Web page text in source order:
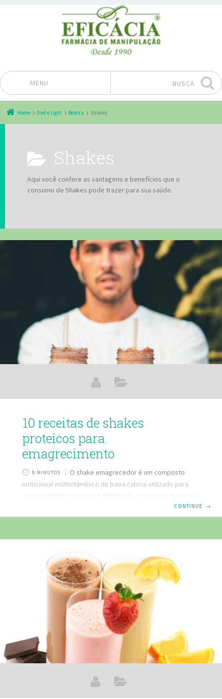
MENU
Pular para o conteúdo
BUSCA
Home Diet e Light Beleza Shakes
Shakes
Aqui você confere as vantagens e benefícios que o
consumo de Shakes pode trazer para sua saúde.
10 receitas de shakes
proteicos para
emagrecimento
9 MINUTOS
O shake emagrecedor é um composto
nutricional multivitamínico de baixa caloria utilizado para
atuar no emagrecimento e eliminação de gordura e redução
de peso, através da substituição de refeições diárias. Seu
benefício é percebido após utilização prolongada do
resguardar a saúde é o objetivo de muitas pessoas! E
da prática de atividades físicas e alimentação equilibrada.
Além disso, os shakes para emagrecer podem lhe ajudar
CONTINUE →